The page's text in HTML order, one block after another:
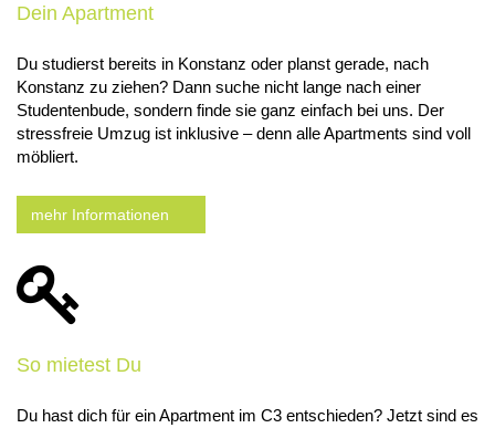
Dein Apartment
Du studierst bereits in Konstanz oder planst gerade, nach
Konstanz zu ziehen? Dann suche nicht lange nach einer
Studentenbude, sondern finde sie ganz einfach bei uns. Der
stressfreie Umzug ist inklusive – denn alle Apartments sind voll
möbliert.
mehr Informationen
So mietest Du
Du hast dich für ein Apartment im C3 entschieden? Jetzt sind es